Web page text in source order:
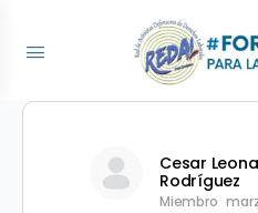
Cesar
Rodríguez
Miembro